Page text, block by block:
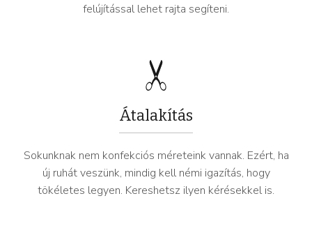
felújítással lehet rajta segíteni.
Átalakítás
Sokunknak nem konfekciós méreteink vannak. Ezért, ha
új ruhát veszünk, mindig kell némi igazítás, hogy
tökéletes legyen. Kereshetsz ilyen kérésekkel is.